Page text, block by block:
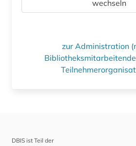
wechseln
zur Administration
DBIS ist Teil der